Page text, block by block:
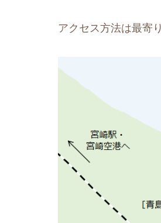
アクセス方法は最寄